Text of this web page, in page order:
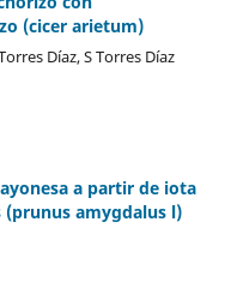
(cicer arietum)
Díaz, S Torres Díaz
a partir de iota
(prunus amygdalus l)